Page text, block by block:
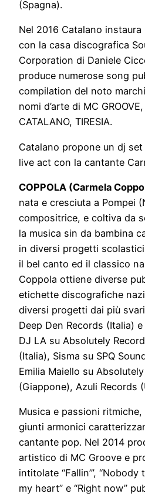
(Spagna).
Nel 2016 Catalano
con la casa discografica
Corporation di Daniele
produce numerose song
compilation del noto
nomi d’arte di MC
CATALANO, TIRESIA.
Catalano propone un dj
live act con la cantante
COPPOLA (Carmela
nata e cresciuta a Pompei
compositrice, e coltiva da
la musica sin da bambina
in diversi progetti
il bel canto ed il classico
Coppola ottiene diverse
etichette discografiche
diversi progetti dai più
Deep Den Records (Italia)
DJ LA su Absolutely
(Italia), Sisma su SPQ
Emilia Maiello su
(Giappone), Azuli Records
Musica e passioni
giunti armonici
cantante pop. Nel 2014
artistico di MC Groove e
intitolate “Fallin’”, “Nobody
my heart” e “Right now”